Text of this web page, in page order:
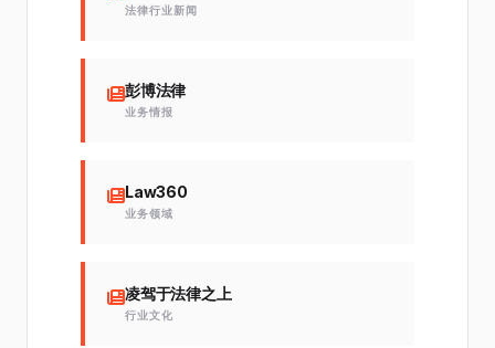
法律行业新闻
彭博法律
业务情报
Law360
业务领域
凌驾于法律之上
行业文化